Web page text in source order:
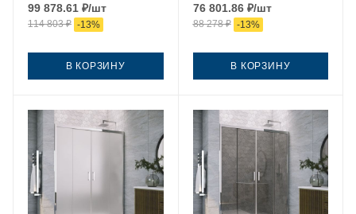
99 878.61 ₽/шт
114 803₽ -13%
В КОРЗИНУ
профиль хром
76 801.86₽/шт
88 278₽ -13%
В КОРЗИНУ